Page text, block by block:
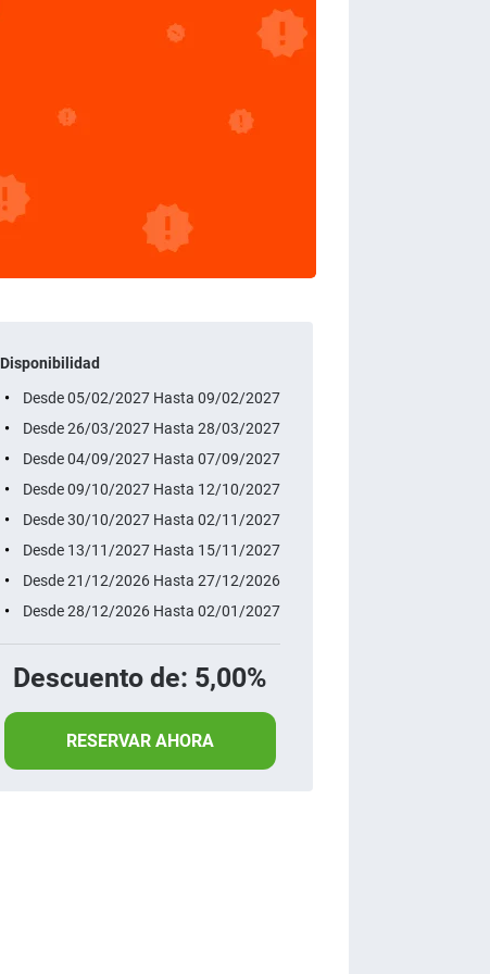
Disponibilidad
Desde 05/02/2027 Hasta 09/02/2027
Desde 26/03/2027 Hasta 28/03/2027
Desde 04/09/2027 Hasta 07/09/2027
Desde 09/10/2027 Hasta 12/10/2027
Desde 30/10/2027 Hasta 02/11/2027
Desde 13/11/2027 Hasta 15/11/2027
Desde 21/12/2026 Hasta 27/12/2026
Desde 28/12/2026 Hasta 02/01/2027
Descuento de: 5,00%
RESERVAR AHORA